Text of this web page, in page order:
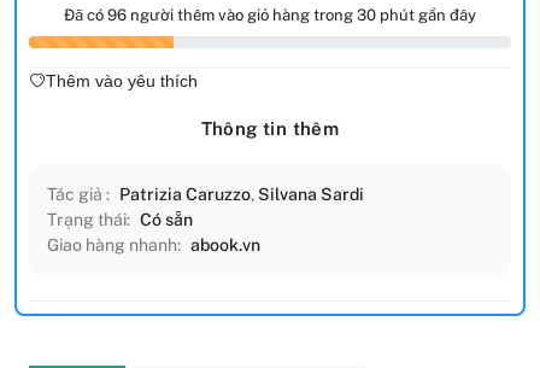
Đã có 96 người thêm vào giỏ hàng trong 30 phút gần đây
Thêm vào yêu thích
Thông tin thêm
Tác giả : Patrizia Caruzzo, Silvana Sardi
Trạng thái: Có sẵn
Giao hàng nhanh: abook.vn